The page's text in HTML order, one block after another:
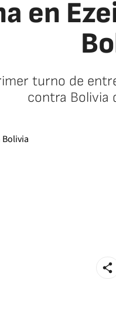
en
turno de
contra Bolivia